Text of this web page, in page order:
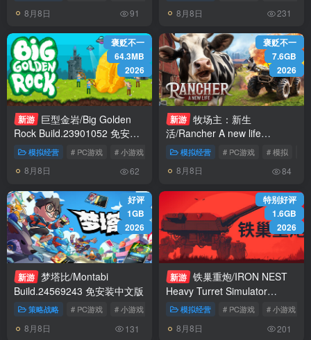
8月8日 91 8月8日 231
褒贬不一
64.3MB
2026
新游 巨型金岩/Big Golden
Rock Build.23901052 免安装
中文版
模拟经营 # PC游戏 # 小游戏 # 策略
8月8日 62
褒贬不一
7.6GB
2026
新游 牧场主：新生
活/Rancher A new life
Build.24601865 免安装中文版
模拟经营 # PC游戏 # 模拟
8月8日 84
好评
1GB
2026
新游 梦塔比/Montabi
Build.24569243 免安装中文版
策略战略 # PC游戏 # 小游戏 # 策略
8月8日 131
特别好评
1.6GB
2026
新游 铁巢重炮/IRON NEST
Heavy Turret Simulator
Build.24594608 免安装中文版
模拟经营 # PC游戏 # 小游戏
8月8日 201